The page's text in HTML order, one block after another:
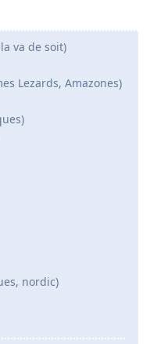
va de soit)
Lezards, Amazones)
nordic)